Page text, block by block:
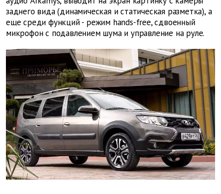
заднего вида (динамическая и статическая разметка), а
еще среди функций - режим hands-free, сдвоенный
микрофон с подавлением шума и управление на руле.